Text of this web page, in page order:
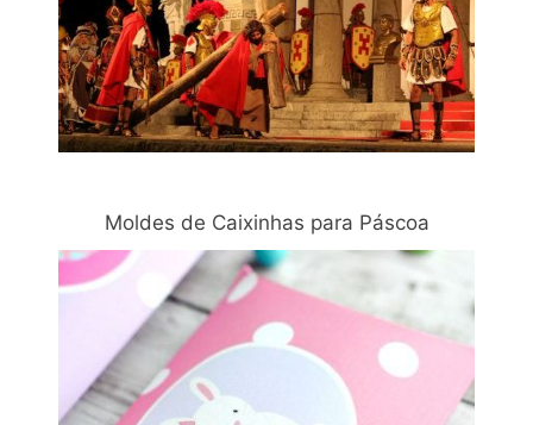
Moldes de Caixinhas para Páscoa